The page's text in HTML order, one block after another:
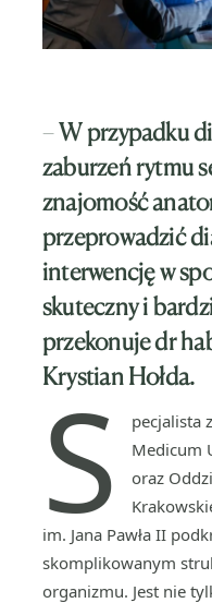
–W przypadku
zaburzeń rytmu
znajomość
przeprowadzić
interwencję w
skuteczny i
przekonuje dr
Krystian Hołda.
S
pecjalista
Medicum
oraz
im. Jana Pawła II
skomplikowanym
organizmu. Jest nie